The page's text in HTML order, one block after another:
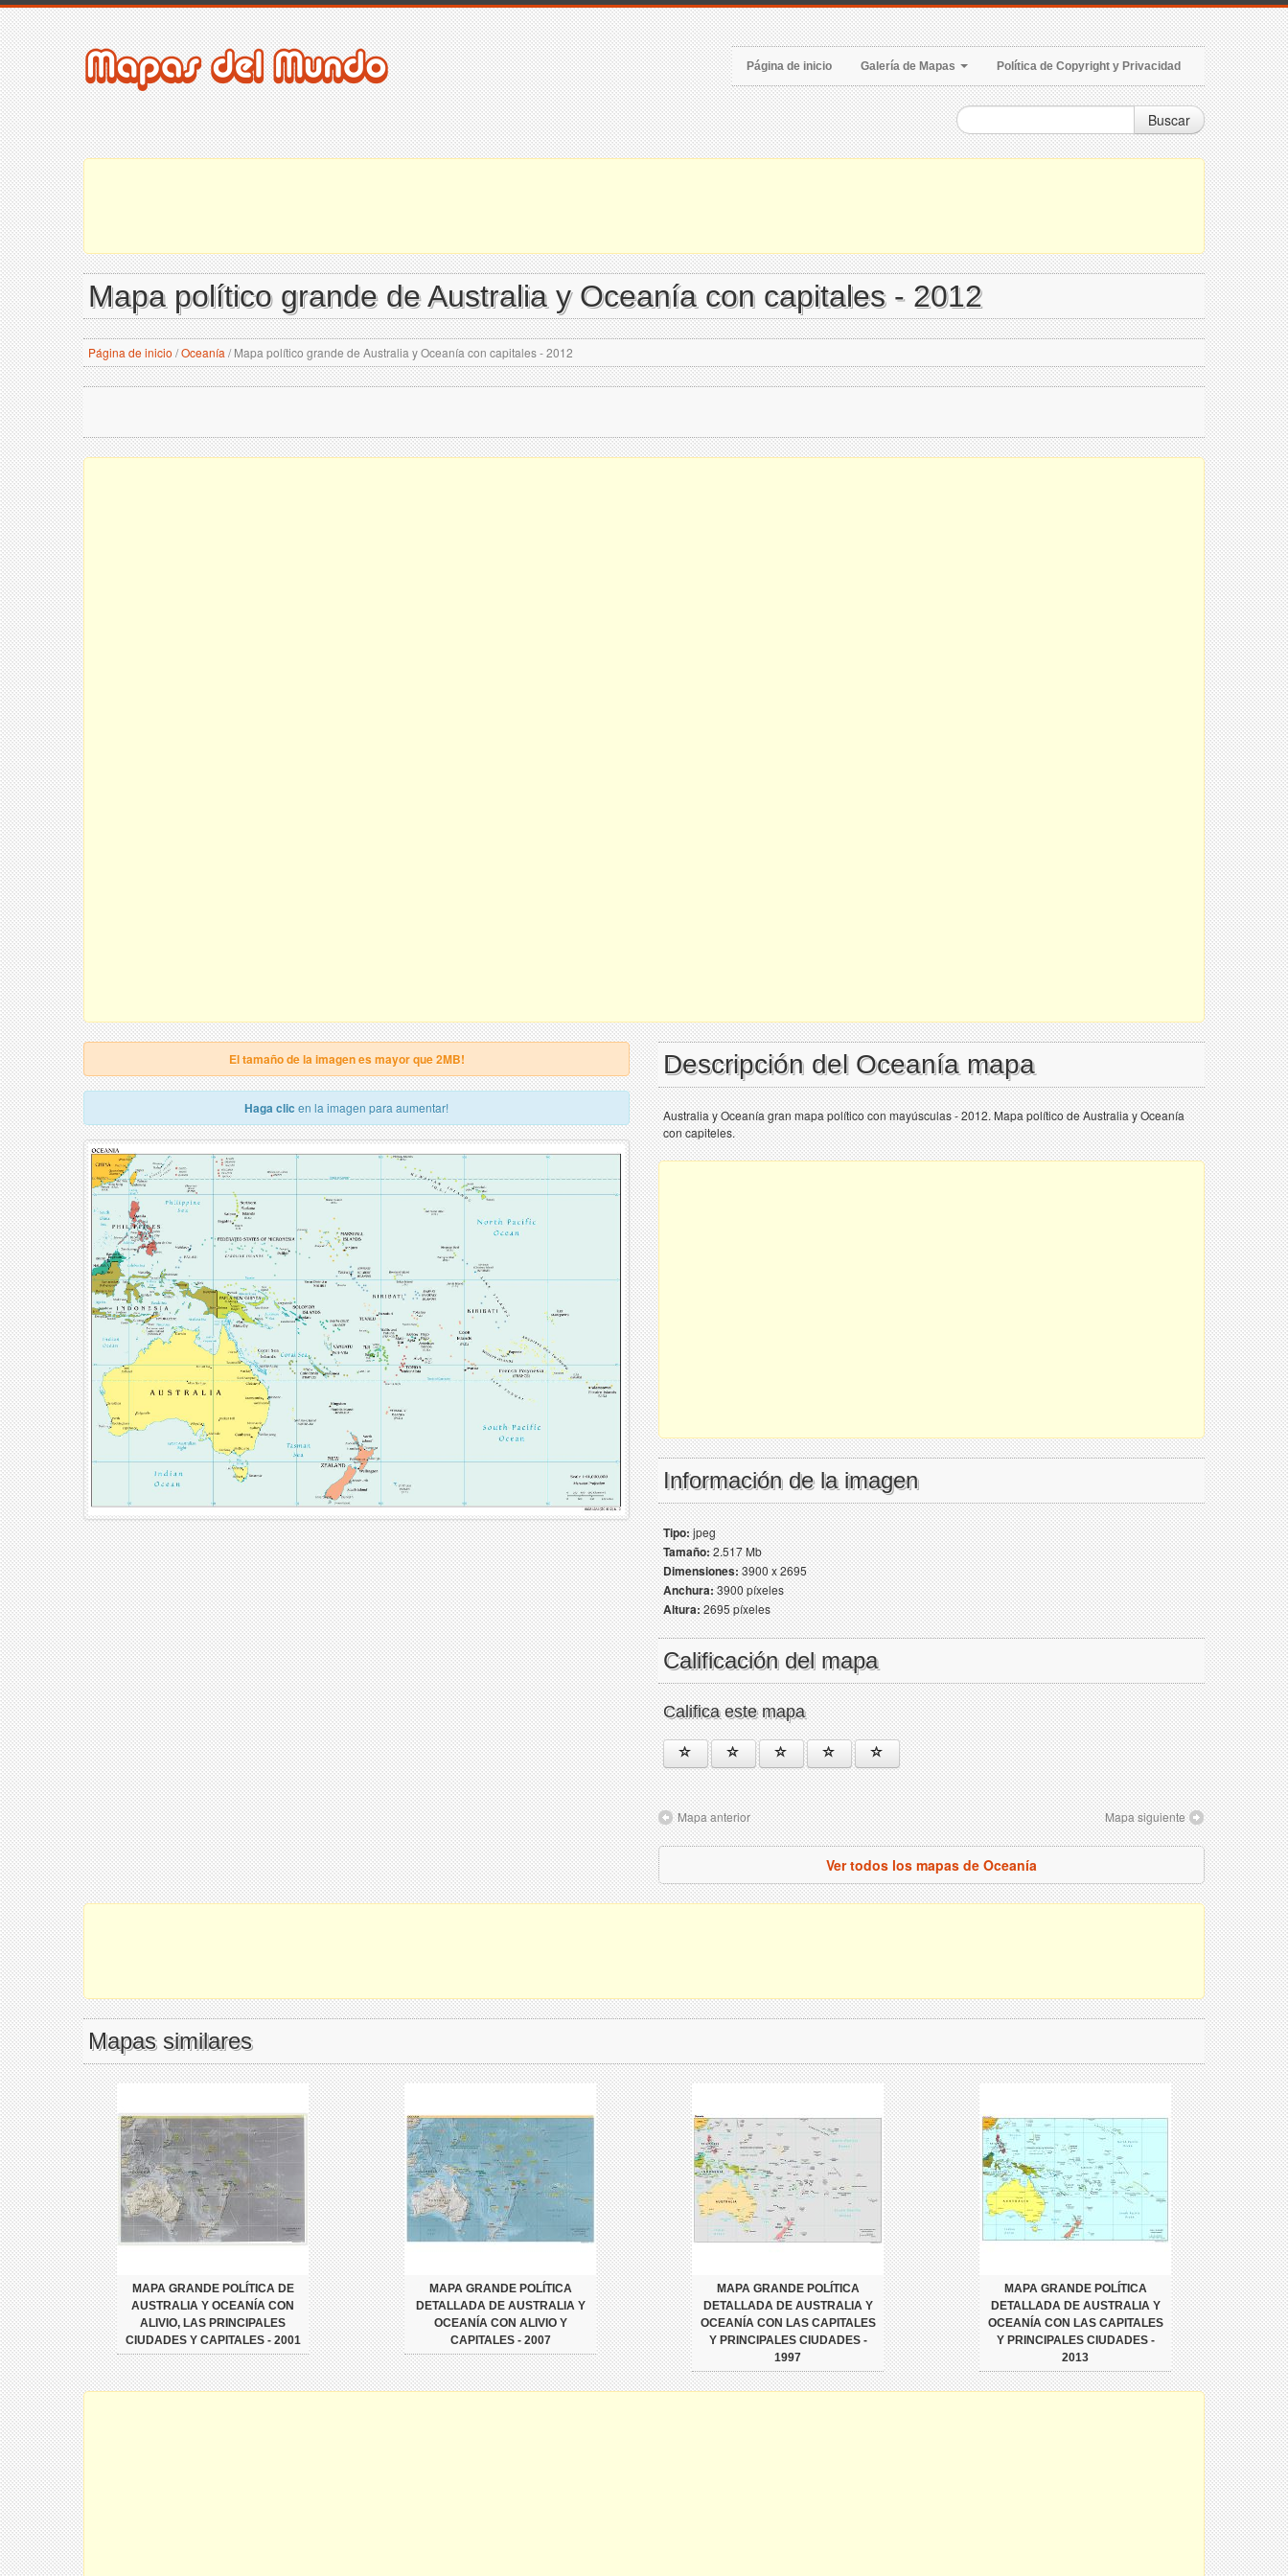
Página de inicio Galería de Mapas Política de Copyright y Privacidad
Buscar
Mapa político grande de Australia y Oceanía con capitales - 2012
Página de inicio /Oceanía /Mapa político grande de Australia y Oceanía con capitales - 2012
El tamaño de la imagen es mayor que 2MB!
Haga clic en la imagen para aumentar!
Descripción del Oceanía mapa
Australia y Oceanía gran mapa político con mayúsculas - 2012. Mapa político de Australia y Oceanía
con capiteles.
Información de la imagen
Tipo:jpeg
Tamaño:2.517 Mb
Dimensiones:3900 x 2695
Anchura:3900 píxeles
Altura:2695 píxeles
Calificación del mapa
Califica este mapa
Mapa anterior Mapa siguiente
Ver todos los mapas de Oceanía
Mapas similares
MAPA GRANDE POLÍTICA DE
AUSTRALIA Y OCEANÍA CON
ALIVIO, LAS PRINCIPALES
CIUDADES Y CAPITALES - 2001
MAPA GRANDE POLÍTICA
DETALLADA DE AUSTRALIA Y
OCEANÍA CON ALIVIO Y
CAPITALES - 2007
MAPA GRANDE POLÍTICA
DETALLADA DE AUSTRALIA Y
OCEANÍA CON LAS CAPITALES
Y PRINCIPALES CIUDADES -
1997
MAPA GRANDE POLÍTICA
DETALLADA DE AUSTRALIA Y
OCEANÍA CON LAS CAPITALES
Y PRINCIPALES CIUDADES -
2013